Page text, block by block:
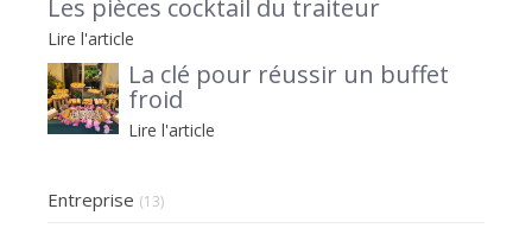
Les pièces cocktail du traiteur
Lire l'article
La clé pour réussir un buffet
froid
Lire l'article
Entreprise (13)